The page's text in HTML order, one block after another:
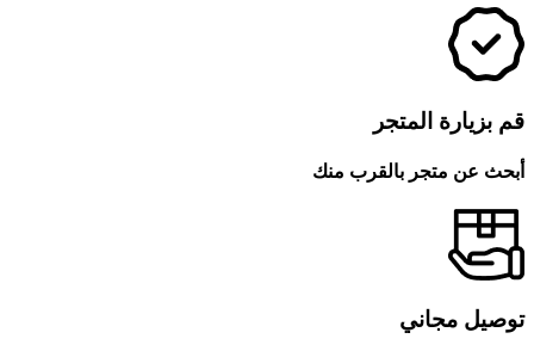
قم بزيارة المتجر
أبحث عن متجر بالقرب منك
توصيل مجاني